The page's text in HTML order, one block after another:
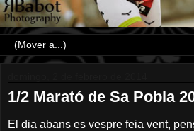
1/2 Marató de Sa Pobla
El dia abans es vespre feia vent,